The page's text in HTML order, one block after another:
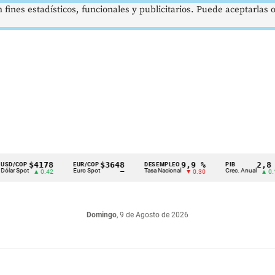
$4178
▲ 0.42
EUR/COP
Euro Spot
$3648
—
DESEMPLEO
Tasa Nacional
9,9 %
▼ 0.30
PIB
Crec. Anual
2,8 %
▲ 0.10
Domingo, 9 de Agosto de 2026
estadísticos, funcionales y publicitarios. Puede aceptarlas